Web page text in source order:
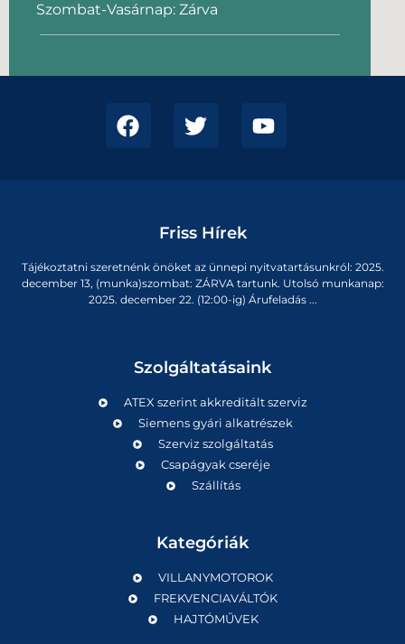
Szombat-Vasárnap: Zárva
Friss Hírek
Tájékoztatni szeretnénk önöket az ünnepi nyitvatartásunkról: 2025.
december 13, (munka)szombat: ZÁRVA tartunk. Utolsó munkanap:
2025. december 22. (12:00-ig) Árufeladás ...
Szolgáltatásaink
ATEX szerint akkreditált szerviz
Siemens gyári alkatrészek
Szerviz szolgáltatás
Csapágyak cseréje
Szállítás
Kategóriák
VILLANYMOTOROK
FREKVENCIAVÁLTÓK
HAJTÓMŰVEK